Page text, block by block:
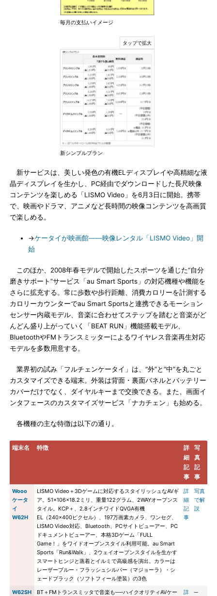
毎月の支払いイメージ
新シンプルプラン
新サービスは、美しい発色の有機ELディスプレイや高精細な液
晶ディスプレイを生かし、PC経由でダウンロードした長尺映像
コンテンツを楽しめる「LISMO Video」を6月3日に開始。携帯
で、映画やドラマ、アニメなど長時間の映像コンテンツを高画質
で楽しめる。
→ケータイが映画館――映像レンタル「LISMO Video」開
始
このほか、2008年春モデルで開始したスポーツを通じた“自分
磨きサポート”サービス「au Smart Sports」の対応機種や機能を
さらに拡充する。常に歩数や歩行距離、消費カロリーを計測する
カロリーカウンターでau Smart Sportsと連携できるモーション
センサー内蔵モデル、音楽に合わせてステップを踏むと音楽がど
んどん盛り上がっていく「BEAT RUN」機能搭載モデル、
BluetoothやFMトランスミッターによるワイヤレス音楽再生対応
モデルを多数用意する。
業界初の試み「フルチェンケータイ」は、“外”と“中”を丸ごと
カスタマイズできる端末。外装は背面・裏面パネルとバッテリー
カバーだけでなく、ダイヤルキーまで交換できる。また、画面イ
ンタフェースのカスタマイズサービス「ナカチェン」も始める。
各機種の主な特徴は以下の通り。
端末名 特徴
詳
細
記
事
写
真
記
事
Wooo
ケータ
イ
W62H
LISMO Video＋3Dゲームに対応するスタイリッシュなAVギ
ア。51×106×18.2ミリ、重量122グラム、2WAYオープンス
タイル。KCP＋、2.8インチワイドQVGA有機
EL（240×400ピクセル）、197万画素カメラ、ワンセグ、
LISMO Video対応、Bluetooth、PCサイトビューアー、PC
ドキュメントビューアー、本格3Dゲーム「FULL
Game！」をワイドオープンスタイル利用可能。au Smart
Sports「Run&Walk」、2ウェイオープンスタイルを生かす
スマートヒンジと蒸着とイルミで高級感を演出。カラーは
レーザーブルー・フラッシュシルバー（マジョーラ）・シ
ェードブラック（ソフトフィール塗装）の3色
詳
細
記
事
写真
で解
説
W62SH
BT＋FMトランスミッタで音楽も──ハイクオリティAVケー
詳
─